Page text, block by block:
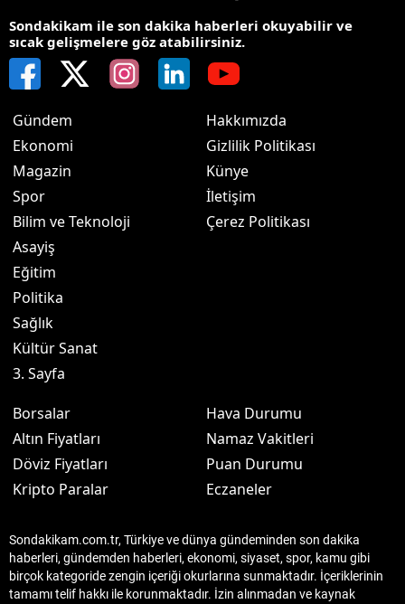
Sondakikam ile son dakika haberleri okuyabilir ve
sıcak gelişmelere göz atabilirsiniz.
Gündem
Ekonomi
Magazin
Spor
Bilim ve Teknoloji
Asayiş
Eğitim
Politika
Sağlık
Kültür Sanat
3. Sayfa
Hakkımızda
Gizlilik Politikası
Künye
İletişim
Çerez Politikası
Borsalar
Altın Fiyatları
Döviz Fiyatları
Kripto Paralar
Hava Durumu
Namaz Vakitleri
Puan Durumu
Eczaneler
Sondakikam.com.tr, Türkiye ve dünya gündeminden son dakika
haberleri, gündemden haberleri, ekonomi, siyaset, spor, kamu gibi
birçok kategoride zengin içeriği okurlarına sunmaktadır. İçeriklerinin
tamamı telif hakkı ile korunmaktadır. İzin alınmadan ve kaynak